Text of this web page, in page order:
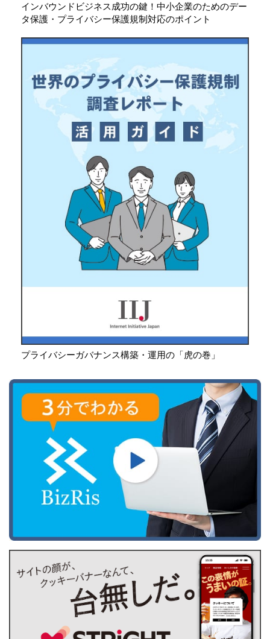
インバウンドビジネス成功の鍵！中小企業のためのデー
タ保護・プライバシー保護規制対応のポイント
プライバシーガバナンス構築・運用の「虎の巻」